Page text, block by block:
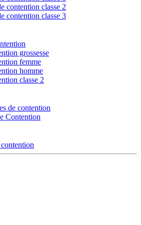
contention classe 2
contention classe 3
grossesse
femme
homme
classe 2
de contention
Contention